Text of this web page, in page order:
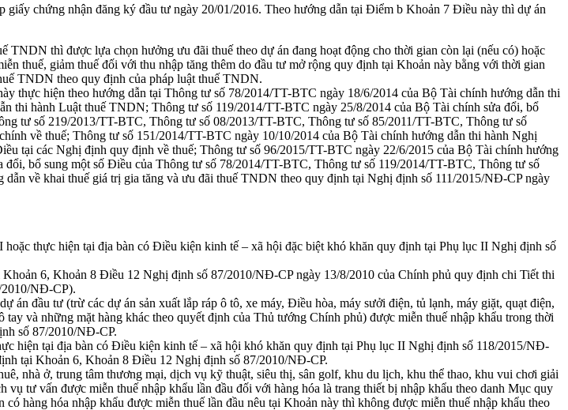
chứng nhận đăng ký đầu tư ngày 20/01/2016. Theo hướng dẫn tại Điểm b Khoản 7 Điều này thì dự án
thì được lựa chọn hưởng ưu đãi thuế theo dự án đang hoạt động cho thời gian còn lại (nếu có) hoặc
thuế, giảm thuế đối với thu nhập tăng thêm do đầu tư mở rộng quy định tại Khoản này bằng với thời gian
TNDN theo quy định của pháp luật thuế TNDN.
thực hiện theo hướng dẫn tại Thông tư số 78/2014/TT-BTC ngày 18/6/2014 của Bộ Tài chính hướng dẫn thi
thi hành Luật thuế TNDN; Thông tư số 119/2014/TT-BTC ngày 25/8/2014 của Bộ Tài chính sửa đổi, bổ
tư số 219/2013/TT-BTC, Thông tư số 08/2013/TT-BTC, Thông tư số 85/2011/TT-BTC, Thông tư số
về thuế; Thông tư số 151/2014/TT-BTC ngày 10/10/2014 của Bộ Tài chính hướng dẫn thi hành Nghị
tại các Nghị định quy định về thuế; Thông tư số 96/2015/TT-BTC ngày 22/6/2015 của Bộ Tài chính hướng
bổ sung một số Điều của Thông tư số 78/2014/TT-BTC, Thông tư số 119/2014/TT-BTC, Thông tư số
về khai thuế giá trị gia tăng và ưu đãi thuế TNDN theo quy định tại Nghị định số 111/2015/NĐ-CP ngày
thực hiện tại địa bàn có Điều kiện kinh tế – xã hội đặc biệt khó khăn quy định tại Phụ lục II Nghị định số
6, Khoản 8 Điều 12 Nghị định số 87/2010/NĐ-CP ngày 13/8/2010 của Chính phủ quy định chi Tiết thi
2010/NĐ-CP).
án đầu tư (trừ các dự án sản xuất lắp ráp ô tô, xe máy, Điều hòa, máy sưởi điện, tủ lạnh, máy giặt, quạt điện,
và những mặt hàng khác theo quyết định của Thủ tướng Chính phủ) được miễn thuế nhập khẩu trong thời
số 87/2010/NĐ-CP.
hiện tại địa bàn có Điều kiện kinh tế – xã hội khó khăn quy định tại Phụ lục II Nghị định số 118/2015/NĐ-
tại Khoản 6, Khoản 8 Điều 12 Nghị định số 87/2010/NĐ-CP.
nhà ở, trung tâm thương mại, dịch vụ kỹ thuật, siêu thị, sân golf, khu du lịch, khu thể thao, khu vui chơi giải
tư vấn được miễn thuế nhập khẩu lần đầu đối với hàng hóa là trang thiết bị nhập khẩu theo danh Mục quy
hàng hóa nhập khẩu được miễn thuế lần đầu nêu tại Khoản này thì không được miễn thuế nhập khẩu theo